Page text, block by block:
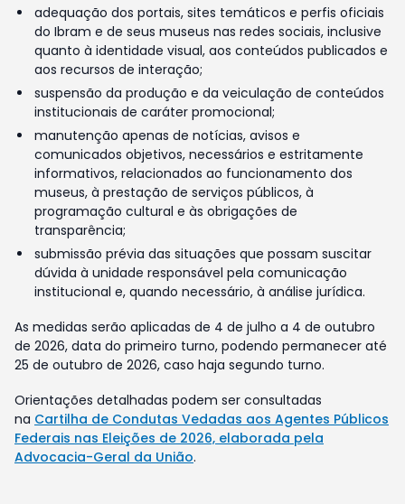
adequação dos portais, sites temáticos e perfis oficiais
do Ibram e de seus museus nas redes sociais, inclusive
quanto à identidade visual, aos conteúdos publicados e
aos recursos de interação;
suspensão da produção e da veiculação de conteúdos
institucionais de caráter promocional;
manutenção apenas de notícias, avisos e
comunicados objetivos, necessários e estritamente
informativos, relacionados ao funcionamento dos
museus, à prestação de serviços públicos, à
programação cultural e às obrigações de
transparência;
submissão prévia das situações que possam suscitar
dúvida à unidade responsável pela comunicação
institucional e, quando necessário, à análise jurídica.
As medidas serão aplicadas de 4 de julho a 4 de outubro
de 2026, data do primeiro turno, podendo permanecer até
25 de outubro de 2026, caso haja segundo turno.
Orientações detalhadas podem ser consultadas
na Cartilha de Condutas Vedadas aos Agentes Públicos
Federais nas Eleições de 2026, elaborada pela
Advocacia-Geral da União.